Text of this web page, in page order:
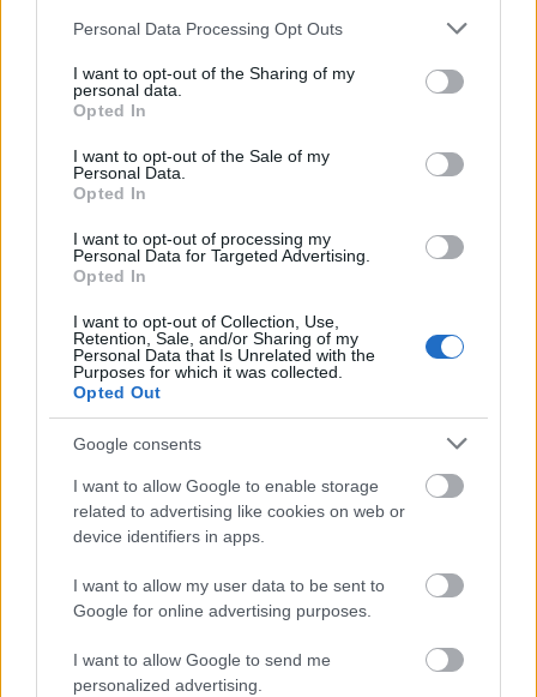
Please note that this website/app uses one or more Google
not limited to your visit or usage behaviour. You may click to
grant or deny consent to Google and its third-party tags to
use your data for below specified purposes in below Google
consent section.
Personal Data Processing Opt Outs
I want to opt-out of the Sharing of my
personal data.
Opted In
I want to opt-out of the Sale of my
Personal Data.
Opted In
I want to opt-out of processing my
Personal Data for Targeted Advertising.
Opted In
I want to opt-out of Collection, Use,
Retention, Sale, and/or Sharing of my
Personal Data that Is Unrelated with the
Purposes for which it was collected.
Opted Out
Google consents
I want to allow Google to enable storage
related to advertising like cookies on web or
device identifiers in apps.
I want to allow my user data to be sent to
Google for online advertising purposes.
I want to allow Google to send me
personalized advertising.
a Maksymilian altal adott peldanal, tehat hivjuk
printf("%*********s", 666);
a printf-en belul meghivodik a __vfprintf_unlocked a
kovetkezo parameterezessel:
__vfprintf_unlocked(fp, "%*********s", 666);
(az elso argumentum a standard out filepointere)
ez a fuggveny szepen fogja a format string-et,
elmegy benne az elso csillagig (vfwprintf.c:878), veszi
az argumentumlista elso elemet (666), es beallitja
erre az ertekre a width-et.. ezutan fogja a format
string kovetkezo karakteret, es mivel az is csillag,
veszi az argumentumlista kovetkezo elemet, es
megint beallitja a width-et.. a bokkeno az, hogy csak
egy argumentumunk van, a 666.. szoval az a 8
felesleges csillag szepen szedegeti a stack-rol az
ertekeket.. a kilencedik csillagnal mar benne jarunk
a __vfprintf_unlocked-ot hivo printf stack frame-
jeben, egesz pontosan a printf format string-jenek
cimen vagyunk.. a kovetkezo ertek a stack-en ugye a
printf-nek megadott 666..